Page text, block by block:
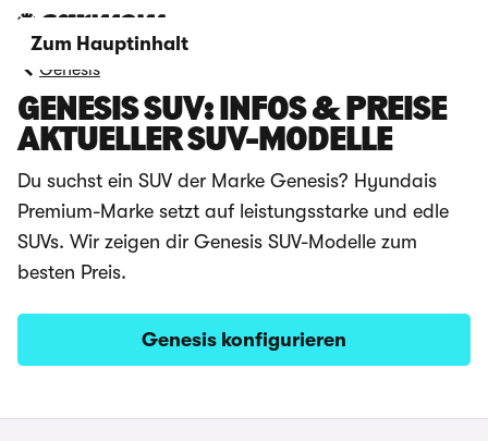
Zum Hauptinhalt
Genesis
GENESIS SUV: INFOS & PREISE
AKTUELLER SUV-MODELLE
Du suchst ein SUV der Marke Genesis? Hyundais
Premium-Marke setzt auf leistungsstarke und edle
SUVs. Wir zeigen dir Genesis SUV-Modelle zum
besten Preis.
Genesis konfigurieren